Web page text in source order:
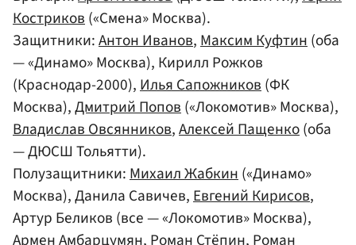
Костриков(«Смена» Москва).
Защитники:Антон Иванов,Максим Куфтин(оба
— «Динамо» Москва), Кирилл Рожков
(Краснодар-2000),Илья Сапожников(ФК
Москва),Дмитрий Попов(«Локомотив» Москва),
Владислав Овсянников,Алексей Пащенко(оба
— ДЮСШ Тольятти).
Полузащитники:Михаил Жабкин(«Динамо»
Москва), Данила Савичев,Евгений Кирисов,
Артур Беликов (все — «Локомотив» Москва),
Армен Амбарцумян,Роман Стёпин,Роман